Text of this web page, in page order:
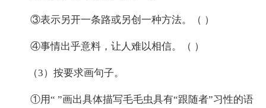
③表示另开一条路或另创一种方法。（ ）
④事情出乎意料，让人难以相信。（ ）
（3）按要求画句子。
①用“ ”画出具体描写毛毛虫具有“跟随者”习性的语